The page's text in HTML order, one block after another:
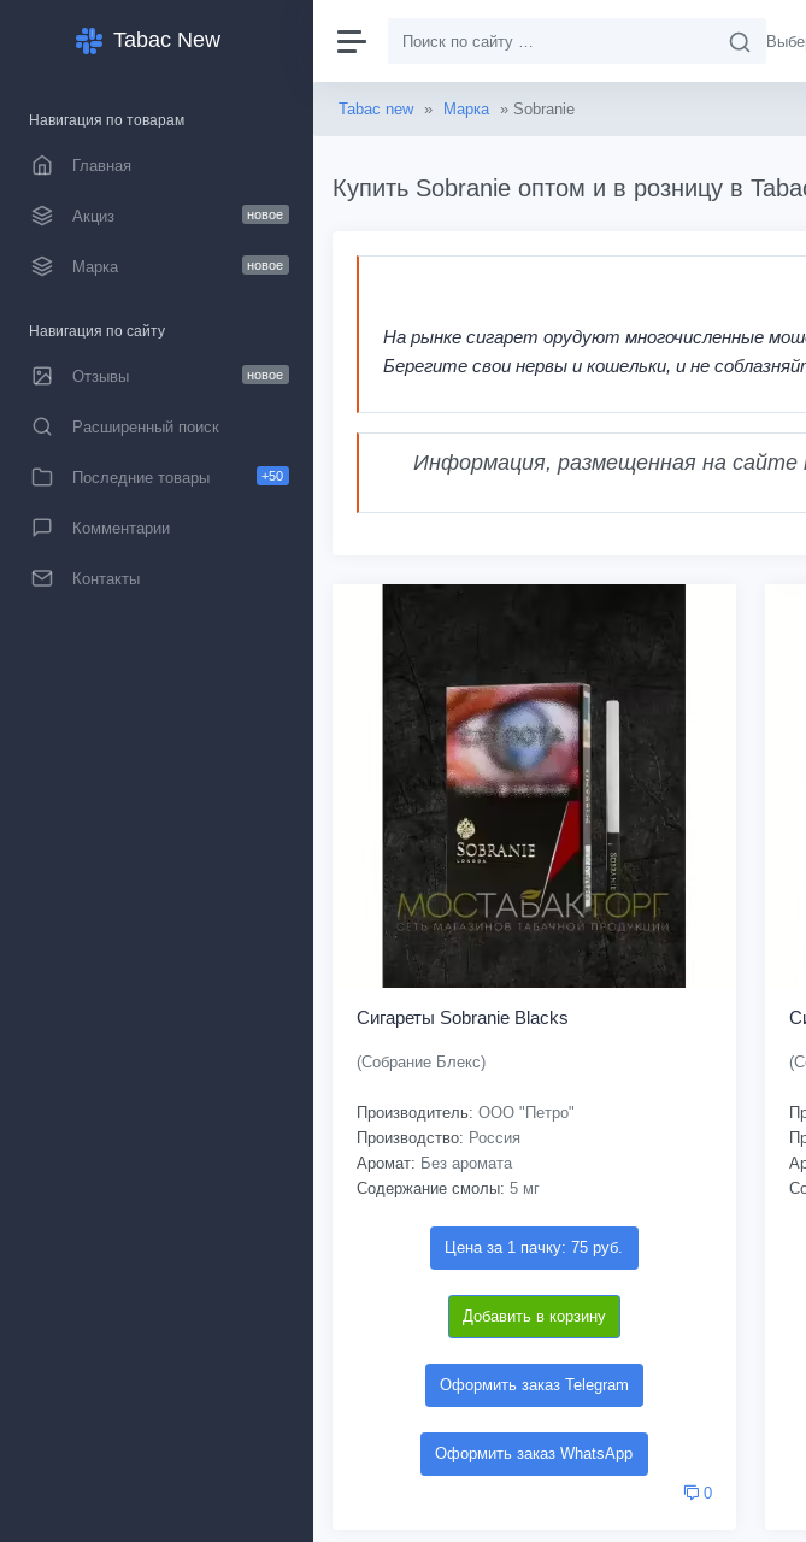
Tabac New
Навигация по товарам
Главная
Акциз новое
Марка новое
Навигация по сайту
Отзывы новое
Расширенный поиск
Последние товары +50
Комментарии
Контакты
Tabac new » Марка » Sobranie
Купить Sobranie оптом и в розницу в
На рынке сигарет орудуют многочисленные
Берегите свои нервы и кошельки, и не
Информация, размещенная на сайте
Сигареты Sobranie Blacks
(Собрание Блекс)
Производитель: ООО "Петро"
Производство: Россия
Аромат: Без аромата
Содержание смолы: 5 мг
Цена за 1 пачку: 75 руб.
Добавить в корзину
Оформить заказ Telegram
Оформить заказ WhatsApp
0